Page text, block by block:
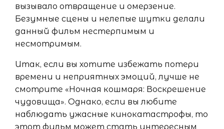
вызывало отвращение и омерзение.
Безумные сцены и нелепые шутки делали
данный фильм нестерпимым и
несмотримым.
Итак, если вы хотите избежать потери
времени и неприятных эмоций, лучше не
смотрите «Ночная кошмаря: Воскрешение
чудовища». Однако, если вы любите
наблюдать ужасные кинокатастрофы, то
этот фильм может стать интересным